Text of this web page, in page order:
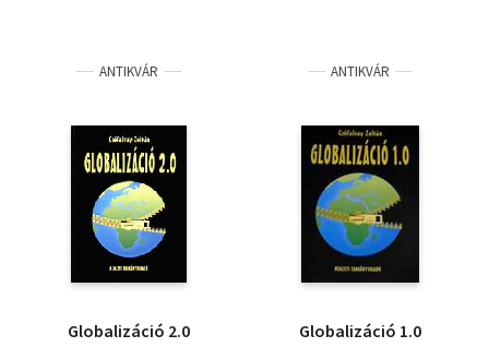
ANTIKVÁR
Globalizáció 2.0
ANTIKVÁR
Globalizáció 1.0